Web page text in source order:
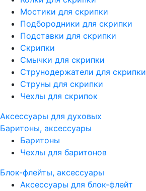
Мостики для скрипки
Подбородники для скрипки
Подставки для скрипки
Скрипки
Смычки для скрипки
Струнодержатели для скрипки
Струны для скрипки
Чехлы для скрипок
Аксессуары для духовых
Баритоны, аксессуары
Баритоны
Чехлы для баритонов
Блок-флейты, аксессуары
Аксессуары для блок-флейт